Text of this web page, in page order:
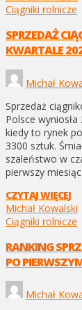
Ciągniki rolnicze
SPRZEDAŻ
KWARTALE
Michał
Sprzedaż
Polsce
kiedy to rynek
3300 sztuk.
szaleństwo w
pierwszy
CZYTAJ WIĘCEJ
Michał Kowalski
Ciągniki rolnicze
RANKING
PO
Michał